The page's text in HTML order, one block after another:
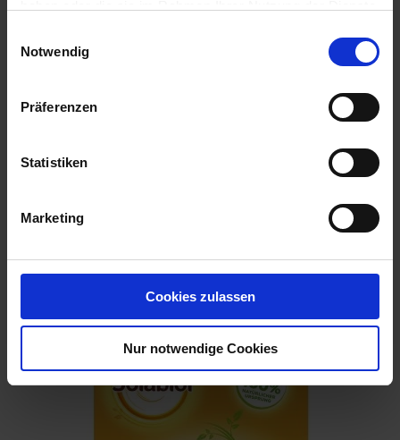
Notwendig
Präferenzen
Statistiken
Marketing
Cookies zulassen
Nur notwendige Cookies
Artikel-Nr.: 7001884-01